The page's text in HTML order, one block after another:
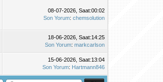
08-07-2026, Saat:00:02
Son Yorum:chemsolution
18-06-2026, Saat:14:25
Son Yorum:markcarlson
15-06-2026, Saat:13:04
Son Yorum: Hartmann846